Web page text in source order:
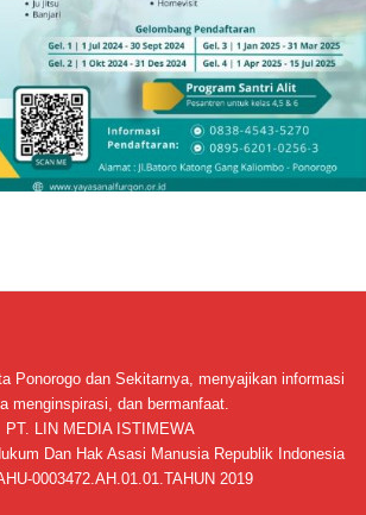
Ponorogo dan Sekitarnya, menyajikan informasi
menginspirasi, dan bermanfaat.
PT. LIN MEDIA ISTIMEWA
Dan Hak Asasi Manusia Republik Indonesia
0003472.AH.01.01.TAHUN 2019